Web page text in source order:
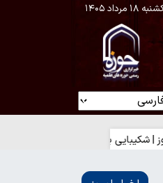
۱۸ مرداد ۱۴۰۵
تلخی حق